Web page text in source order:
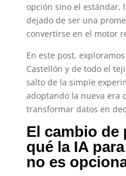
opción sino el estándar,
dejado de ser una
convertirse en el motor
En este post,
Castellón y de todo el
salto de la simple
adoptando la nueva era
transformar datos en
El cambio de
qué la IA
no es